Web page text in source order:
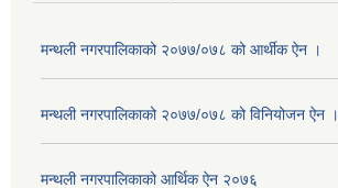
मन्थली नगरपालिकाको २०७७/०७८ को आर्थीक ऐन ।
मन्थली नगरपालिकाको २०७७/०७८ को विनियोजन ऐन ।
मन्थली नगरपालिकाको आर्थिक ऐन २०७६